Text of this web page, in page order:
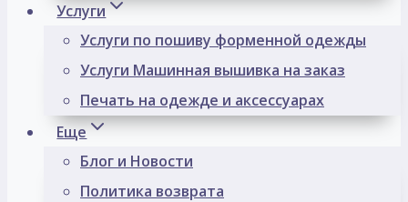
Услуги
Услуги по пошиву форменной одежды
Услуги Машинная вышивка на заказ
Печать на одежде и аксессуарах
Еще
Блог и Новости
Политика возврата